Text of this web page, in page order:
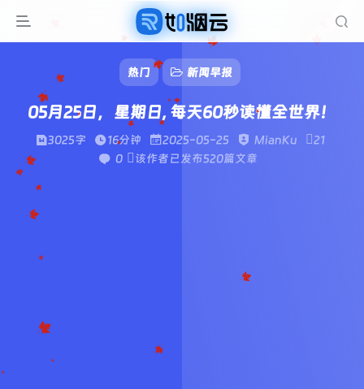
热门 新闻早报
05月25日，星期日, 每天60秒读懂全世界！
3025字 16分钟 2025-05-25 MianKu
21
0
该作者已发布520篇文章